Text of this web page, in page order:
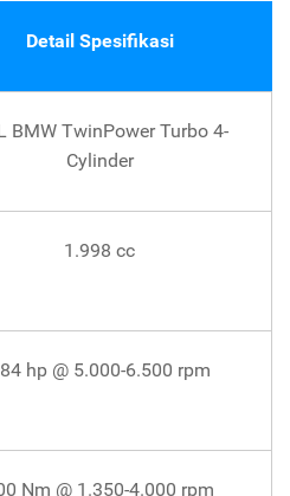
Detail Spesifikasi
BMW TwinPower Turbo 4-
Cylinder
1.998 cc
hp @ 5.000-6.500 rpm
Nm @ 1.350-4.000 rpm